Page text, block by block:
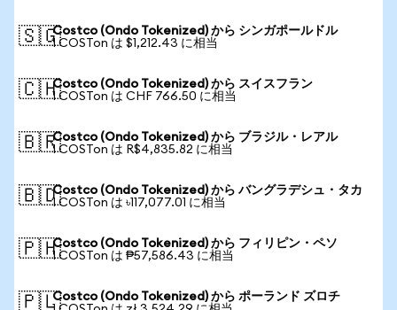
🇸🇬Costco (Ondo Tokenized) から シンガポールドル
1 COSTon は $1,212.43 に相当
🇨🇭Costco (Ondo Tokenized) から スイスフラン
1 COSTon は CHF 766.50 に相当
🇧🇷Costco (Ondo Tokenized) から ブラジル・レアル
1 COSTon は R$4,835.82 に相当
🇧🇩Costco (Ondo Tokenized) から バングラデシュ・タカ
1 COSTon は ৳117,077.01 に相当
🇵🇭Costco (Ondo Tokenized) から フィリピン・ペソ
1 COSTon は ₱57,586.43 に相当
🇵🇱Costco (Ondo Tokenized) から ポーランド ズロチ